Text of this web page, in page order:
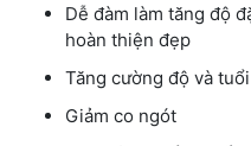
Dễ đàm làm tăng độ
hoàn thiện đẹp
Tăng cường độ và
Giảm co ngót